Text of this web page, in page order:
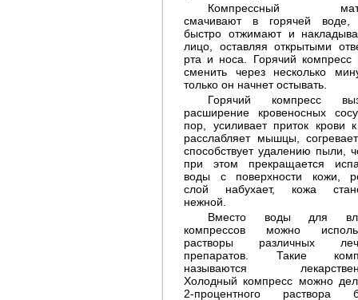
Компрессный
смачивают в горячей воде,
быстро отжимают и
лицо, оставляя открытыми
рта и носа. Горячий компресс
сменить через несколько
только он начнет остывать.
Горячий компресс
расширение кровеносных
пор, усиливает приток крови
расслабляет мышцы,
способствует удалению пыли,
при этом прекращается
воды с поверхности кожи,
слой набухает, кожа
нежной.
Вместо воды для
компрессов можно
растворы различных
препаратов. Такие
называются
Холодный компресс можно
2-процентного раствора